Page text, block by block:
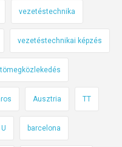
vezetéstechnika
vezetéstechnikai képzés
tömegközlekedés
Ausztria TT
barcelona